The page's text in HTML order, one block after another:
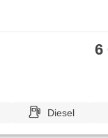
6
Diesel